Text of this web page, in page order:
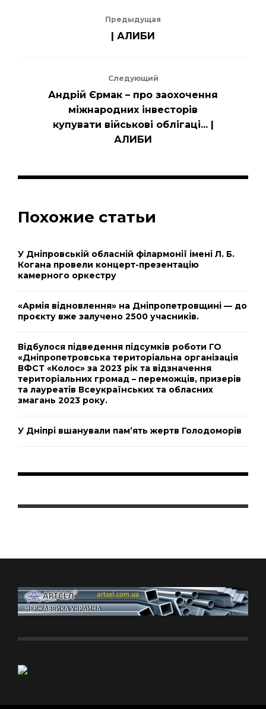
Предыдущая
| АЛИБИ
Следующий
Андрій Єрмак – про заохочення
міжнародних інвесторів
купувати військові облігаці... |
АЛИБИ
Похожие статьи
У Дніпровській обласній філармонії імені Л. Б.
Когана провели концерт-презентацію
камерного оркестру
«Армія відновлення» на Дніпропетровщині — до
проєкту вже залучено 2500 учасників.
Відбулося підведення підсумків роботи ГО
«Дніпропетровська територіальна організація
ВФСТ «Колос» за 2023 рік та відзначення
територіальних громад – переможців, призерів
та лауреатів Всеукраїнських та обласних
змагань 2023 року.
У Дніпрі вшанували пам’ять жертв Голодоморів